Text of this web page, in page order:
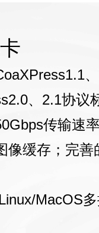
、
、2.1协议
传输速率
像缓存；完善
MacOS